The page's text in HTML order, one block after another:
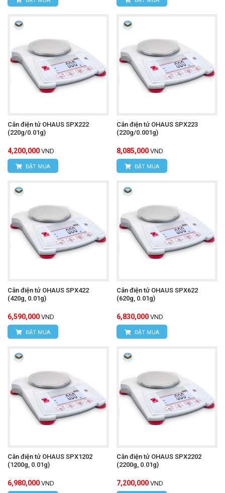
Cân điện tử OHAUS SPX222
(220g/0.01g)
4,200,000 VND
ĐẶT MUA
Cân điện tử OHAUS SPX223
(220g/0.001g)
8,085,000 VND
ĐẶT MUA
Cân điện tử OHAUS SPX422
(420g, 0.01g)
6,590,000 VND
ĐẶT MUA
Cân điện tử OHAUS SPX622
(620g, 0.01g)
6,830,000 VND
ĐẶT MUA
Cân điện tử OHAUS SPX1202
(1200g, 0.01g)
6,980,000 VND
Cân điện tử OHAUS SPX2202
(2200g, 0.01g)
7,200,000 VND